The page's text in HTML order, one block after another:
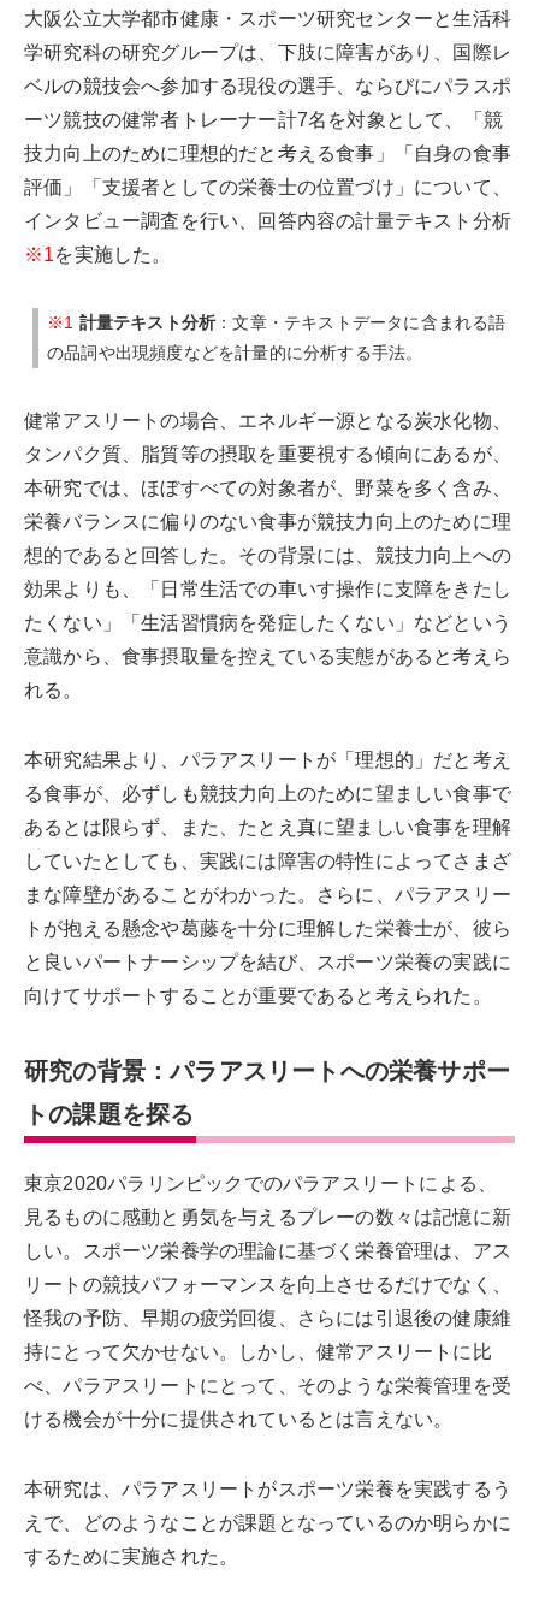
大阪公立大学都市健康・スポーツ研究センターと生活科
学研究科の研究グループは、下肢に障害があり、国際レ
ベルの競技会へ参加する現役の選手、ならびにパラスポ
ーツ競技の健常者トレーナー計7名を対象として、「競
技力向上のために理想的だと考える食事」「自身の食事
評価」「支援者としての栄養士の位置づけ」について、
インタビュー調査を行い、回答内容の計量テキスト分析
※1を実施した。
※1 計量テキスト分析 ：文章・テキストデータに含まれる語
の品詞や出現頻度などを計量的に分析する手法。
健常アスリートの場合、エネルギー源となる炭水化物、
タンパク質、脂質等の摂取を重要視する傾向にあるが、
本研究では、ほぼすべての対象者が、野菜を多く含み、
栄養バランスに偏りのない食事が競技力向上のために理
想的であると回答した。その背景には、競技力向上への
効果よりも、「日常生活での車いす操作に支障をきたし
たくない」「生活習慣病を発症したくない」などという
意識から、食事摂取量を控えている実態があると考えら
れる。
本研究結果より、パラアスリートが「理想的」だと考え
る食事が、必ずしも競技力向上のために望ましい食事で
あるとは限らず、また、たとえ真に望ましい食事を理解
していたとしても、実践には障害の特性によってさまざ
まな障壁があることがわかった。さらに、パラアスリー
トが抱える懸念や葛藤を十分に理解した栄養士が、彼ら
と良いパートナーシップを結び、スポーツ栄養の実践に
向けてサポートすることが重要であると考えられた。
研究の背景：パラアスリートへの栄養サポー
トの課題を探る
東京2020パラリンピックでのパラアスリートによる、
見るものに感動と勇気を与えるプレーの数々は記憶に新
しい。スポーツ栄養学の理論に基づく栄養管理は、アス
リートの競技パフォーマンスを向上させるだけでなく、
怪我の予防、早期の疲労回復、さらには引退後の健康維
持にとって欠かせない。しかし、健常アスリートに比
べ、パラアスリートにとって、そのような栄養管理を受
ける機会が十分に提供されているとは言えない。
本研究は、パラアスリートがスポーツ栄養を実践するう
えで、どのようなことが課題となっているのか明らかに
するために実施された。